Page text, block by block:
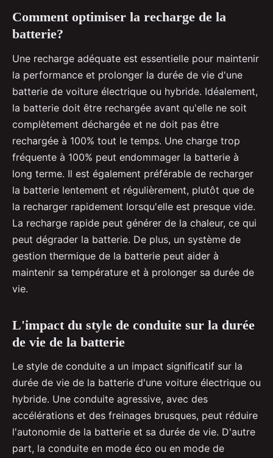
Comment optimiser la recharge de la
batterie?
Une recharge adéquate est essentielle pour maintenir
la performance et prolonger la durée de vie d'une
batterie de voiture électrique ou hybride. Idéalement,
la batterie doit être rechargée avant qu'elle ne soit
complètement déchargée et ne doit pas être
rechargée à 100% tout le temps. Une charge trop
fréquente à 100% peut endommager la batterie à
long terme. Il est également préférable de recharger
la batterie lentement et régulièrement, plutôt que de
la recharger rapidement lorsqu'elle est presque vide.
La recharge rapide peut générer de la chaleur, ce qui
peut dégrader la batterie. De plus, un système de
gestion thermique de la batterie peut aider à
maintenir sa température et à prolonger sa durée de
vie.
L'impact du style de conduite sur la durée
de vie de la batterie
Le style de conduite a un impact significatif sur la
durée de vie de la batterie d'une voiture électrique ou
hybride. Une conduite agressive, avec des
accélérations et des freinages brusques, peut réduire
l'autonomie de la batterie et sa durée de vie. D'autre
part, la conduite en mode éco ou en mode de